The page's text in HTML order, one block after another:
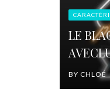
LE
BY CHLOÉ